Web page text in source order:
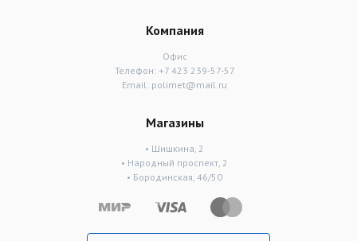
Компания
Офис
Телефон: +7 423 239-57-57
Email: polimet@mail.ru
Магазины
• Шишкина, 2
• Народный проспект, 2
• Бородинская, 46/50